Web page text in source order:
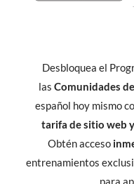
Desbloquea el
las Comunidades
español hoy mismo
tarifa de sitio web
Obtén acceso
entrenamientos
para